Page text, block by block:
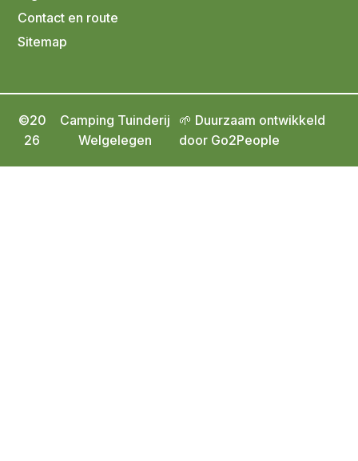
Contact en route
Sitemap
©20
26
Camping Tuinderij
Welgelegen
🌱 Duurzaam ontwikkeld
door Go2People